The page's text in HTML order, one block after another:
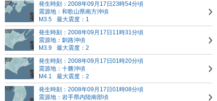
発生時刻：2008年09月17日23時54分頃
震源地：和歌山県南方沖頃
M3.5
最大震度：1
発生時刻：2008年09月17日11時31分頃
震源地：釧路沖頃
M3.9
最大震度：2
発生時刻：2008年09月17日01時20分頃
震源地：十勝沖頃
M4.1
最大震度：2
発生時刻：2008年09月17日01時08分頃
震源地：岩手県内陸南部頃